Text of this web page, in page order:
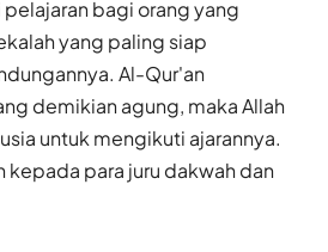
bagi orang yang
yang paling siap
Al-Qur'an
demikian agung, maka Allah
untuk mengikuti ajarannya.
kepada para juru dakwah dan